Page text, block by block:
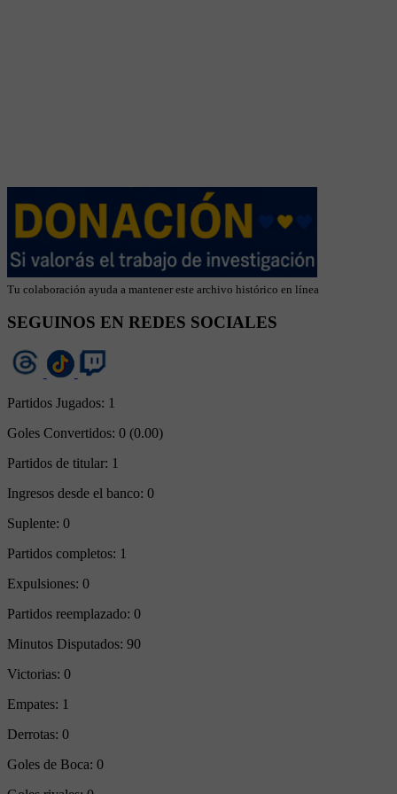
Tu colaboración ayuda a mantener este archivo histórico en línea
SEGUINOS EN REDES SOCIALES
Partidos Jugados: 1
Goles Convertidos: 0 (0.00)
Partidos de titular: 1
Ingresos desde el banco: 0
Suplente: 0
Partidos completos: 1
Expulsiones: 0
Partidos reemplazado: 0
Minutos Disputados: 90
Victorias: 0
Empates: 1
Derrotas: 0
Goles de Boca: 0